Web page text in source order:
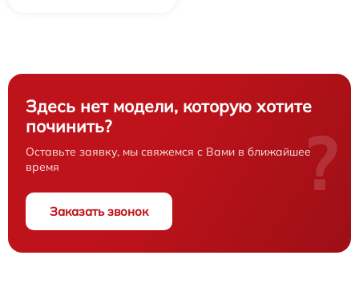
Здесь нет модели, которую хотите
починить?
Оставьте заявку, мы свяжемся с Вами в ближайшее
время
Заказать звонок
?